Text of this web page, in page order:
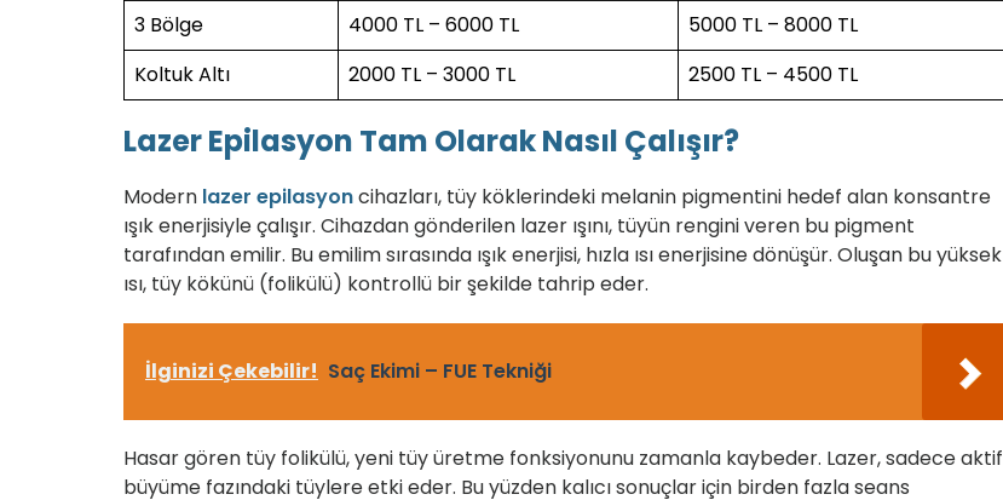
3 Bölge
4000 TL – 6000 TL
5000 TL – 8000 TL
Koltuk Altı
2000 TL – 3000 TL 2500 TL – 4500 TL
Lazer Epilasyon Tam Olarak Nasıl Çalışır?
Modern lazer epilasyoncihazları, tüy köklerindeki melanin pigmentini hedef alan konsantre
ışık enerjisiyle çalışır. Cihazdan gönderilen lazer ışını, tüyün rengini veren bu pigment
tarafından emilir. Bu emilim sırasında ışık enerjisi, hızla ısı enerjisine dönüşür. Oluşan bu yüksek
ısı, tüy kökünü (folikülü) kontrollü bir şekilde tahrip eder.
İlginizi Çekebilir! Saç Ekimi – FUE Tekniği
Hasar gören tüy folikülü, yeni tüy üretme fonksiyonunu zamanla kaybeder. Lazer, sadece aktif
büyüme fazındaki tüylere etki eder. Bu yüzden kalıcı sonuçlar için birden fazla seans